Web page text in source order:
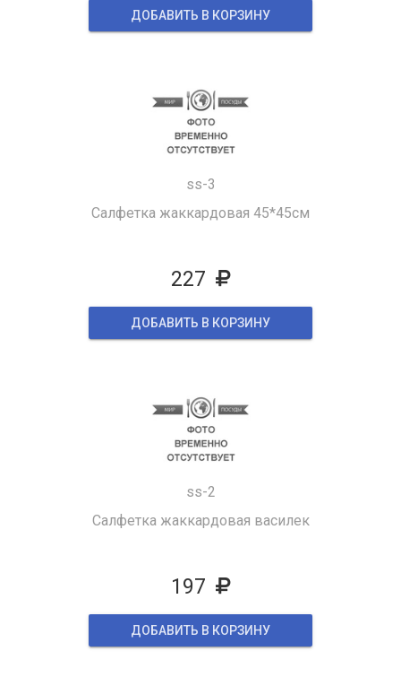
ДОБАВИТЬ В КОРЗИНУ
ss-3
Салфетка жаккардовая 45*45см
227
ДОБАВИТЬ В КОРЗИНУ
ss-2
Салфетка жаккардовая василек
197
ДОБАВИТЬ В КОРЗИНУ